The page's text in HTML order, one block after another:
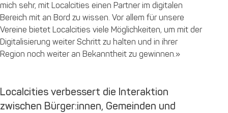
mich sehr, mit Localcities einen Partner im digitalen
Bereich mit an Bord zu wissen. Vor allem für unsere
Vereine bietet Localcities viele Möglichkeiten, um mit der
Digitalisierung weiter Schritt zu halten und in ihrer
Region noch weiter an Bekanntheit zu gewinnen.»
Localcities verbessert die Interaktion
zwischen Bürger:innen, Gemeinden und